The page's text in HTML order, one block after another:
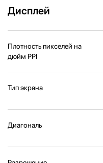
Дисплей
Плотность пикселей на
дюйм PPI
Тип экрана
Диагональ